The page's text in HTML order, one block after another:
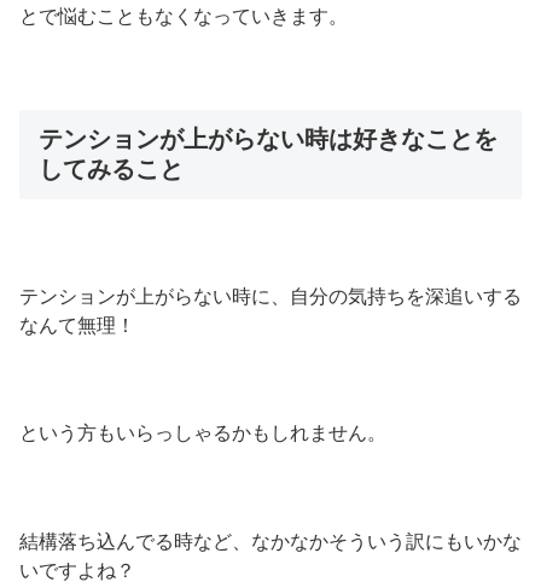
とで悩むこともなくなっていきます。
テンションが上がらない時は好きなことを
してみること
テンションが上がらない時に、自分の気持ちを深追いする
なんて無理！
という方もいらっしゃるかもしれません。
結構落ち込んでる時など、なかなかそういう訳にもいかな
いですよね？